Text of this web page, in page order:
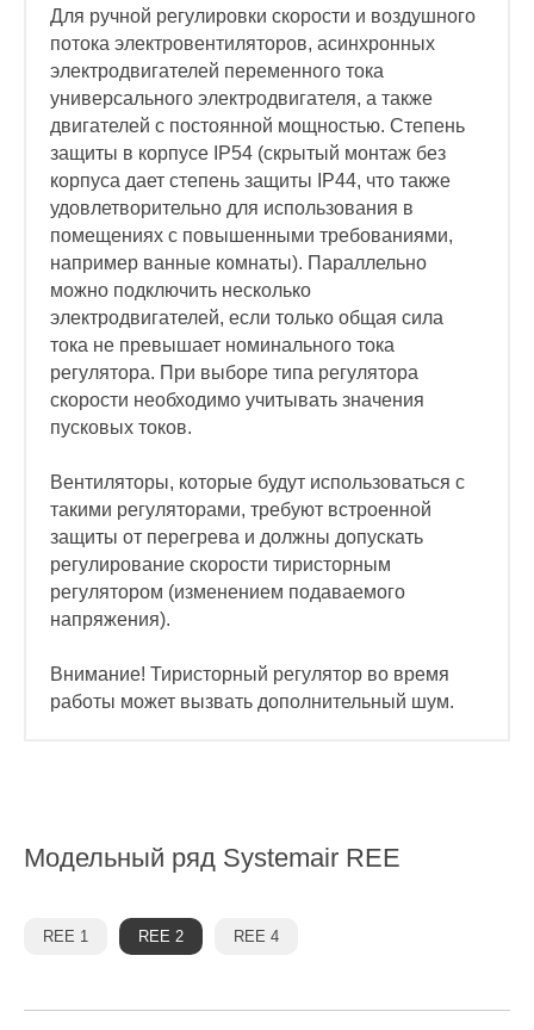
Для ручной регулировки скорости и воздушного
потока электровентиляторов, асинхронных
электродвигателей переменного тока
универсального электродвигателя, а также
двигателей с постоянной мощностью. Степень
защиты в корпусе IP54 (скрытый монтаж без
корпуса дает степень защиты IP44, что также
удовлетворительно для использования в
помещениях с повышенными требованиями,
например ванные комнаты). Параллельно
можно подключить несколько
электродвигателей, если только общая сила
тока не превышает номинального тока
регулятора. При выборе типа регулятора
скорости необходимо учитывать значения
пусковых токов.
Вентиляторы, которые будут использоваться с
такими регуляторами, требуют встроенной
защиты от перегрева и должны допускать
регулирование скорости тиристорным
регулятором (изменением подаваемого
напряжения).
Внимание! Тиристорный регулятор во время
работы может вызвать дополнительный шум.
Модельный ряд Systemair REE
REE 1 REE 2 REE 4